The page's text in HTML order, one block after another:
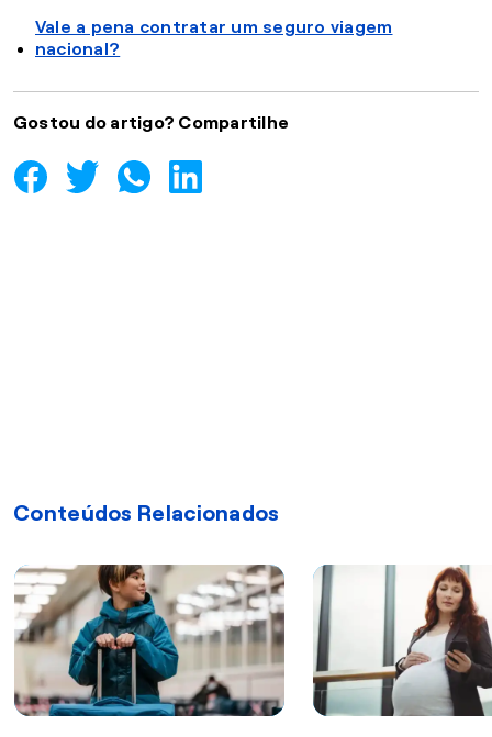
Vale a pena contratar um seguro viagem
nacional?
Gostou do artigo? Compartilhe
Conteúdos Relacionados